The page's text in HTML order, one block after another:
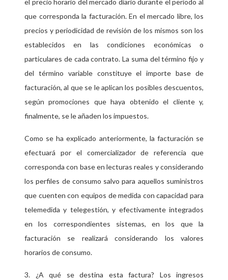
el precio horario del mercado diario durante el período al
que corresponda la facturación. En el mercado libre, los
precios y periodicidad de revisión de los mismos son los
establecidos en las condiciones económicas o
particulares de cada contrato. La suma del término fijo y
del término variable constituye el importe base de
facturación, al que se le aplican los posibles descuentos,
según promociones que haya obtenido el cliente y,
finalmente, se le añaden los impuestos.
Como se ha explicado anteriormente, la facturación se
efectuará por el comercializador de referencia que
corresponda con base en lecturas reales y considerando
los perfiles de consumo salvo para aquellos suministros
que cuenten con equipos de medida con capacidad para
telemedida y telegestión, y efectivamente integrados
en los correspondientes sistemas, en los que la
facturación se realizará considerando los valores
horarios de consumo.
3. ¿A qué se destina esta factura? Los ingresos